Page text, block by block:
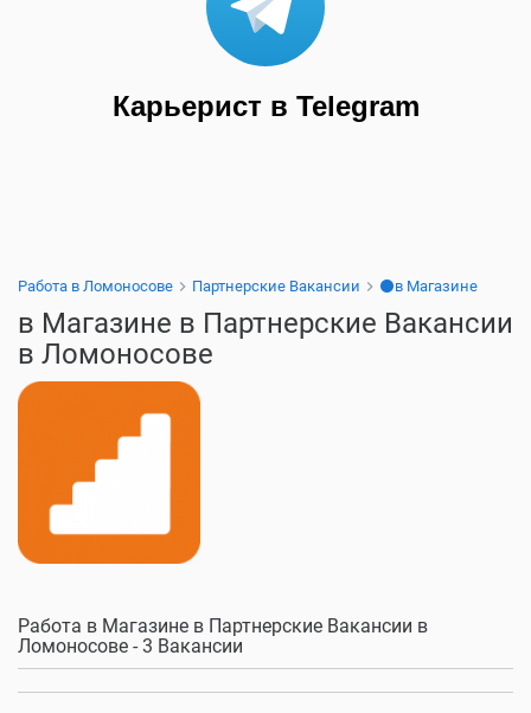
Карьерист в Telegram
Работа в Ломоносове Партнерские Вакансии ⚫в Магазине
в Магазине в Партнерские Вакансии
в Ломоносове
Работа в Магазине в Партнерские Вакансии в
Ломоносове - 3 Вакансии